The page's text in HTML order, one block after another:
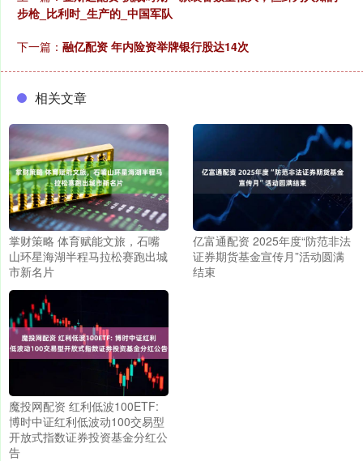
步枪_比利时_生产的_中国军队
下一篇： 融亿配资 年内险资举牌银行股达14次
相关文章
掌财策略 体育赋能文旅，石嘴
山环星海湖半程马拉松赛跑出城
市新名片
亿富通配资 2025年度“防范非法
证券期货基金宣传月”活动圆满
结束
魔投网配资 红利低波100ETF:
博时中证红利低波动100交易型
开放式指数证券投资基金分红公
告